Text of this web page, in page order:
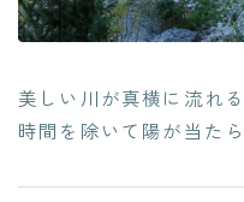
美しい川が真横に流れ
時間を除いて陽が当た